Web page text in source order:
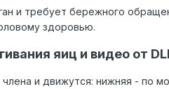
и требует бережного
здоровью.
яиц и видео от
и движутся: нижняя - по